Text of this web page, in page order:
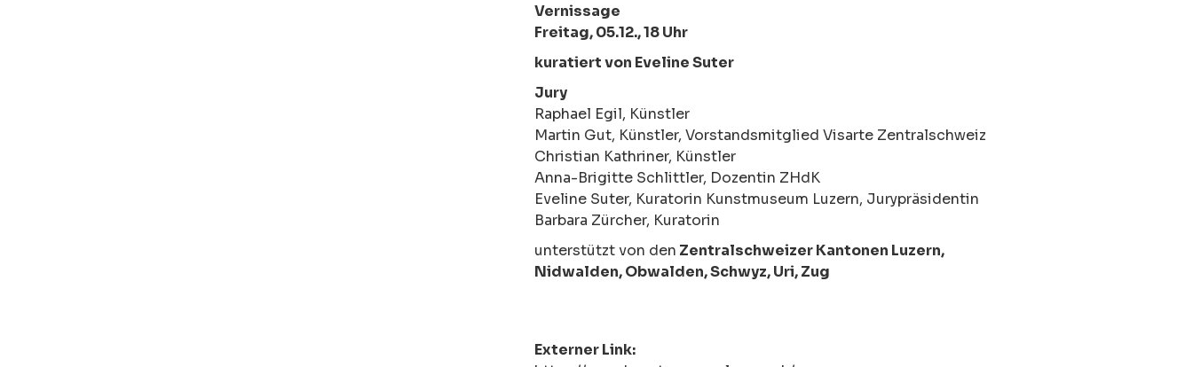
Vernissage
Freitag, 05.12., 18 Uhr
kuratiert von Eveline Suter
Jury
Raphael Egil, Künstler
Martin Gut, Künstler, Vorstandsmitglied Visarte Zentralschweiz
Christian Kathriner, Künstler
Anna-Brigitte Schlittler, Dozentin ZHdK
Eveline Suter, Kuratorin Kunstmuseum Luzern, Jurypräsidentin
Barbara Zürcher, Kuratorin
unterstützt von den Zentralschweizer Kantonen Luzern,
Nidwalden, Obwalden, Schwyz, Uri, Zug
Externer Link: